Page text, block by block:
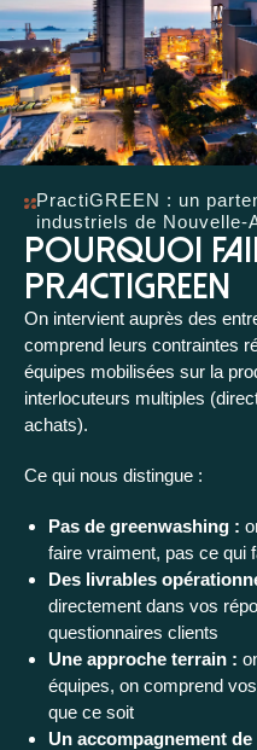
PractiGREEN : un
industriels de Nouvelle-
Pourquoi
PractiGREEN
On intervient auprès des
comprend leurs contraintes
équipes mobilisées sur la
interlocuteurs multiples
achats).
Ce qui nous distingue :
Pas de greenwashing :
faire vraiment, pas ce qui
Des livrables
directement dans vos
questionnaires clients
Une approche terrain :
équipes, on comprend
que ce soit
Un accompagnement